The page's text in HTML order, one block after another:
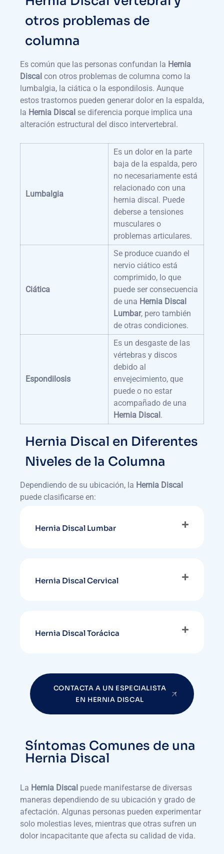
otros problemas de
columna
Es común que las personas confundan la Hernia
Discal con otros problemas de columna como la
lumbalgia, la ciática o la espondilosis. Aunque
estos trastornos pueden generar dolor en la espalda,
la Hernia Discal se diferencia porque implica una
alteración estructural del disco intervertebral.
Lumbalgia
Es un dolor en la parte
baja de la espalda, pero
no necesariamente está
relacionado con una
hernia discal. Puede
deberse a tensiones
musculares o
problemas articulares.
Ciática
Se produce cuando el
nervio ciático está
comprimido, lo que
puede ser consecuencia
de una Hernia Discal
Lumbar, pero también
de otras condiciones.
Espondilosis
Es un desgaste de las
vértebras y discos
debido al
envejecimiento, que
puede o no estar
acompañado de una
Hernia Discal .
Hernia Discal en Diferentes
Niveles de la Columna
Dependiendo de su ubicación, la Hernia Discal
puede clasificarse en:
Hernia Discal Lumbar
Hernia Discal Cervical
Hernia Discal Torácica
CONTACTA A UN ESPECIALISTA
EN HERNIA DISCAL
Síntomas Comunes de una
Hernia Discal
La Hernia Discal puede manifestarse de diversas
maneras dependiendo de su ubicación y grado de
afectación. Algunas personas pueden experimentar
solo molestias leves, mientras que otras sufren un
dolor incapacitante que afecta su calidad de vida.